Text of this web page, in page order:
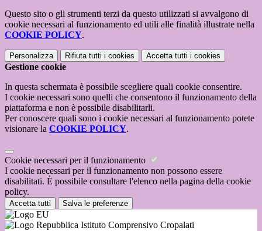
Questo sito o gli strumenti terzi da questo utilizzati si avvalgono di
cookie necessari al funzionamento ed utili alle finalità illustrate nella
COOKIE POLICY.
Personalizza Rifiuta tutti i cookies Accetta tutti i cookies
Gestione cookie
In questa schermata è possibile scegliere quali cookie consentire.
I cookie necessari sono quelli che consentono il funzionamento della
piattaforma e non è possibile disabilitarli.
Per conoscere quali sono i cookie necessari al funzionamento potete
visionare la COOKIE POLICY.
Cookie necessari per il funzionamento
I cookie necessari per il funzionamento non possono essere
disabilitati. È possibile consultare l'elenco nella pagina della cookie
policy.
Accetta tutti Salva le preferenze
Istituto Comprensivo Cropalati